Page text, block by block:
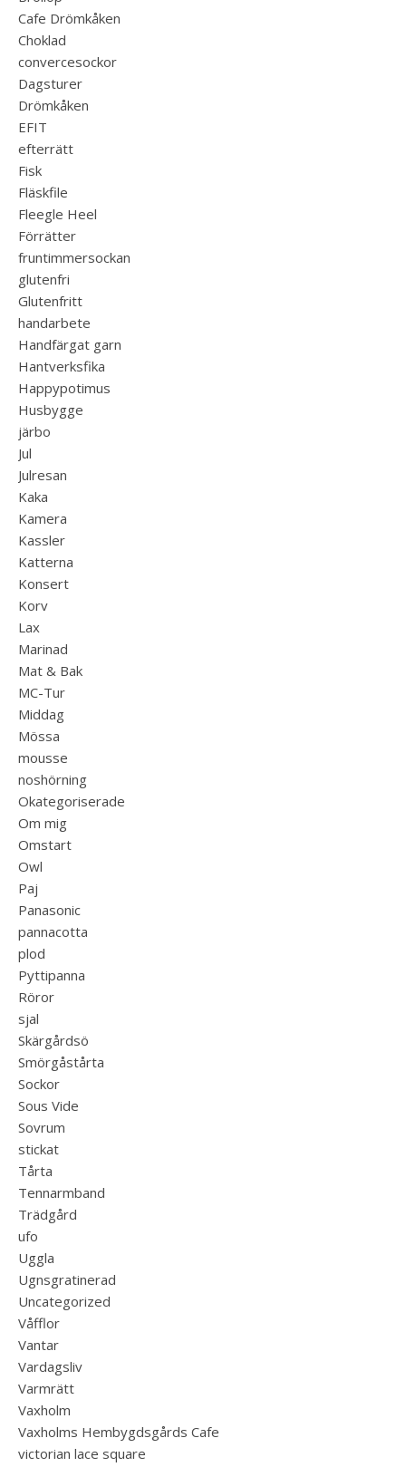
Cafe Drömkåken
Choklad
convercesockor
Dagsturer
Drömkåken
EFIT
efterrätt
Fisk
Fläskfile
Fleegle Heel
Förrätter
fruntimmersockan
glutenfri
Glutenfritt
handarbete
Handfärgat garn
Hantverksfika
Happypotimus
Husbygge
järbo
Jul
Julresan
Kaka
Kamera
Kassler
Katterna
Konsert
Korv
Lax
Marinad
Mat & Bak
MC-Tur
Middag
Mössa
mousse
noshörning
Okategoriserade
Om mig
Omstart
Owl
Paj
Panasonic
pannacotta
plod
Pyttipanna
Röror
sjal
Skärgårdsö
Smörgåstårta
Sockor
Sous Vide
Sovrum
stickat
Tårta
Tennarmband
Trädgård
ufo
Uggla
Ugnsgratinerad
Uncategorized
Våfflor
Vantar
Vardagsliv
Varmrätt
Vaxholm
Vaxholms Hembygdsgårds Cafe
victorian lace square